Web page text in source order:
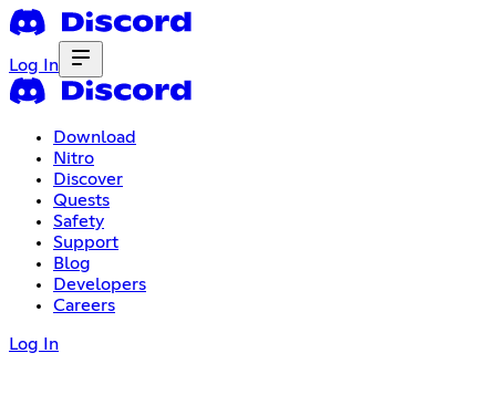
Log In
Download
Nitro
Discover
Quests
Safety
Support
Blog
Developers
Careers
Log In